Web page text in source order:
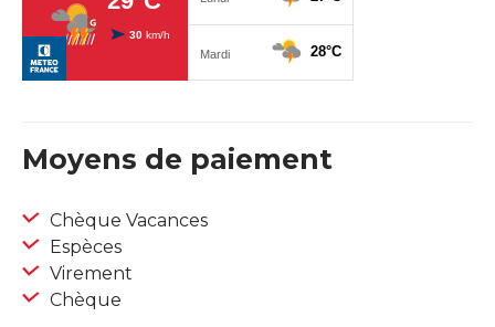
Moyens de paiement
Chèque Vacances
Espèces
Virement
Chèque